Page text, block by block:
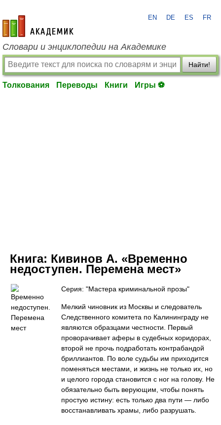
academic.ru
EN DE ES FR
Словари и энциклопедии на Академике
Найти!
Толкования Переводы Книги Игры ⚽
Книга: Кивинов А. «Временно
недоступен. Перемена мест»
Серия: "Мастера криминальной прозы"
Мелкий чиновник из Москвы и следователь
Следственного комитета по Калининграду не
являются образцами честности. Первый
проворачивает аферы в судебных коридорах,
второй не прочь подработать контрабандой
бриллиантов. По воле судьбы им приходится
поменяться местами, и жизнь не только их, но
и целого города становится с ног на голову. Не
обязательно быть верующим, чтобы понять
простую истину: есть только два пути — либо
восстанавливать храмы, либо разрушать.